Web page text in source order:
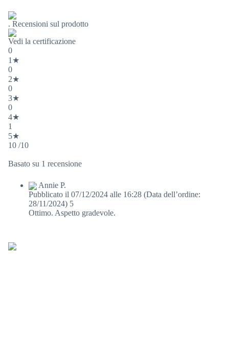
. Recensioni sul prodotto
Vedi la certificazione
0
1★
0
2★
0
3★
0
4★
1
5★
10 /10
Basato su 1 recensione
Annie P.
Pubblicato il 07/12/2024 alle 16:28 (Data dell’ordine:
28/11/2024) 5
Ottimo. Aspetto gradevole.